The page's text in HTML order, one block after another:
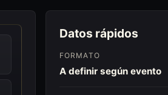
Datos rápidos
FORMATO
A definir según evento